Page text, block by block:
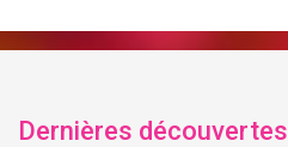
Dernières découvertes